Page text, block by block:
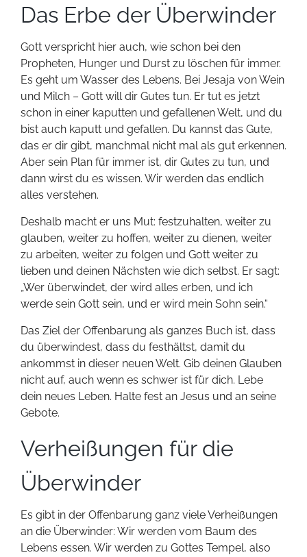
Das Erbe der Überwinder
Gott verspricht hier auch, wie schon bei den
Propheten, Hunger und Durst zu löschen für immer.
Es geht um Wasser des Lebens. Bei Jesaja von Wein
und Milch – Gott will dir Gutes tun. Er tut es jetzt
schon in einer kaputten und gefallenen Welt, und du
bist auch kaputt und gefallen. Du kannst das Gute,
das er dir gibt, manchmal nicht mal als gut erkennen.
Aber sein Plan für immer ist, dir Gutes zu tun, und
dann wirst du es wissen. Wir werden das endlich
alles verstehen.
Deshalb macht er uns Mut: festzuhalten, weiter zu
glauben, weiter zu hoffen, weiter zu dienen, weiter
zu arbeiten, weiter zu folgen und Gott weiter zu
lieben und deinen Nächsten wie dich selbst. Er sagt:
„Wer überwindet, der wird alles erben, und ich
werde sein Gott sein, und er wird mein Sohn sein.“
Das Ziel der Offenbarung als ganzes Buch ist, dass
du überwindest, dass du festhältst, damit du
ankommst in dieser neuen Welt. Gib deinen Glauben
nicht auf, auch wenn es schwer ist für dich. Lebe
dein neues Leben. Halte fest an Jesus und an seine
Gebote.
Verheißungen für die
Überwinder
Es gibt in der Offenbarung ganz viele Verheißungen
an die Überwinder: Wir werden vom Baum des
Lebens essen. Wir werden zu Gottes Tempel, also